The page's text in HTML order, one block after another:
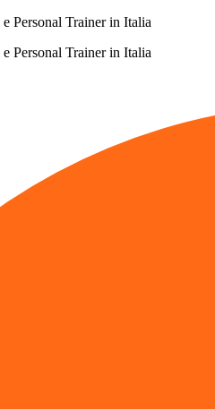
Personal Trainer in Italia
Personal Trainer in Italia